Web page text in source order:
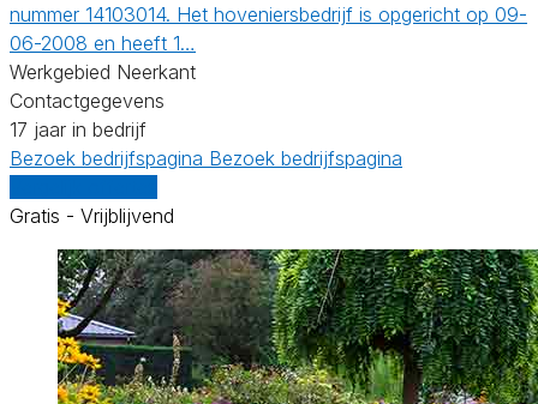
nummer 14103014. Het hoveniersbedrijf is opgericht op 09-
06-2008 en heeft 1…
Werkgebied Neerkant
Contactgegevens
17 jaar in bedrijf
Bezoek bedrijfspagina Bezoek bedrijfspagina
Gratis - Vrijblijvend